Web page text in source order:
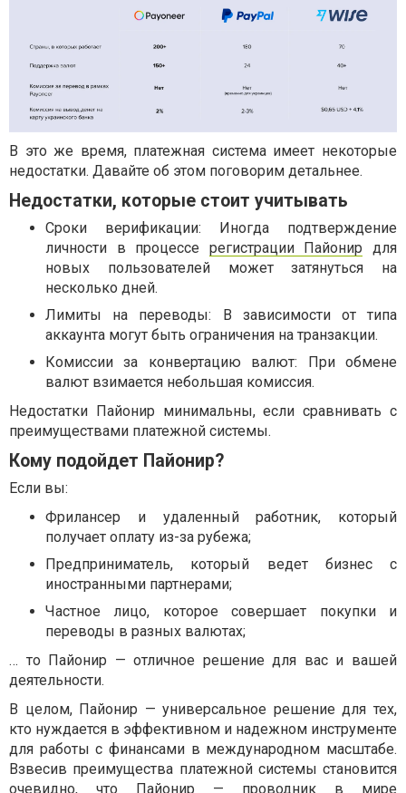
В это же время, платежная система имеет некоторые
недостатки. Давайте об этом поговорим детальнее.
Недостатки, которые стоит учитывать
Сроки верификации: Иногда подтверждение
личности в процессе регистрации Пайонир для
новых пользователей может затянуться на
несколько дней.
Лимиты на переводы: В зависимости от типа
аккаунта могут быть ограничения на транзакции.
Комиссии за конвертацию валют: При обмене
валют взимается небольшая комиссия.
Недостатки Пайонир минимальны, если сравнивать с
преимуществами платежной системы.
Кому подойдет Пайонир?
Если вы:
Фрилансер и удаленный работник, который
получает оплату из-за рубежа;
Предприниматель, который ведет бизнес с
иностранными партнерами;
Частное лицо, которое совершает покупки и
переводы в разных валютах;
… то Пайонир — отличное решение для вас и вашей
деятельности.
В целом, Пайонир — универсальное решение для тех,
кто нуждается в эффективном и надежном инструменте
для работы с финансами в международном масштабе.
Взвесив преимущества платежной системы становится
очевидно, что Пайонир — проводник в мире